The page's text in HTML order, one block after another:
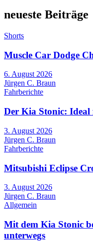
neueste Beiträge
Shorts
Muscle Car Dodge
6. August 2026
Jürgen C. Braun
Fahrberichte
Der Kia Stonic:
3. August 2026
Jürgen C. Braun
Fahrberichte
Mitsubishi Eclipse
3. August 2026
Jürgen C. Braun
Allgemein
Mit dem Kia Stonic
unterwegs